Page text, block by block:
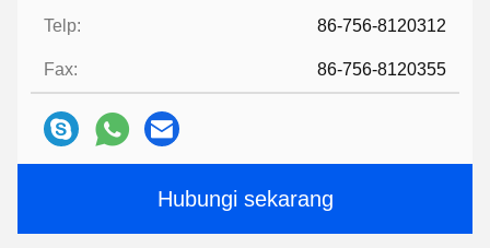
Telp: 86-756-8120312
Fax: 86-756-8120355
Hubungi sekarang